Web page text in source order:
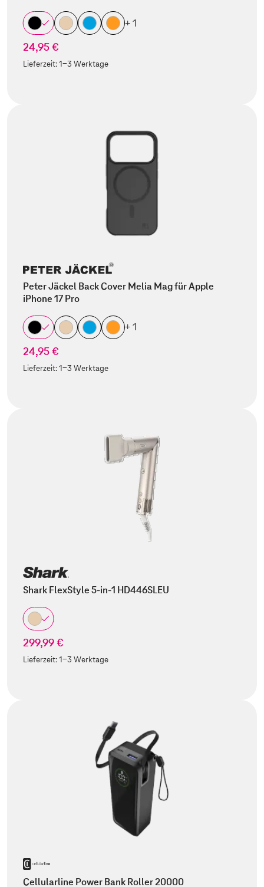
+ 1
24,95 €
Lieferzeit:1-3 Werktage
Peter Jäckel Back Cover Melia Mag für Apple
iPhone 17 Pro
+ 1
24,95 €
Lieferzeit:1-3 Werktage
Shark FlexStyle 5-in-1 HD446SLEU
299,99 €
Lieferzeit:1-3 Werktage
Cellularline Power Bank Roller 20000